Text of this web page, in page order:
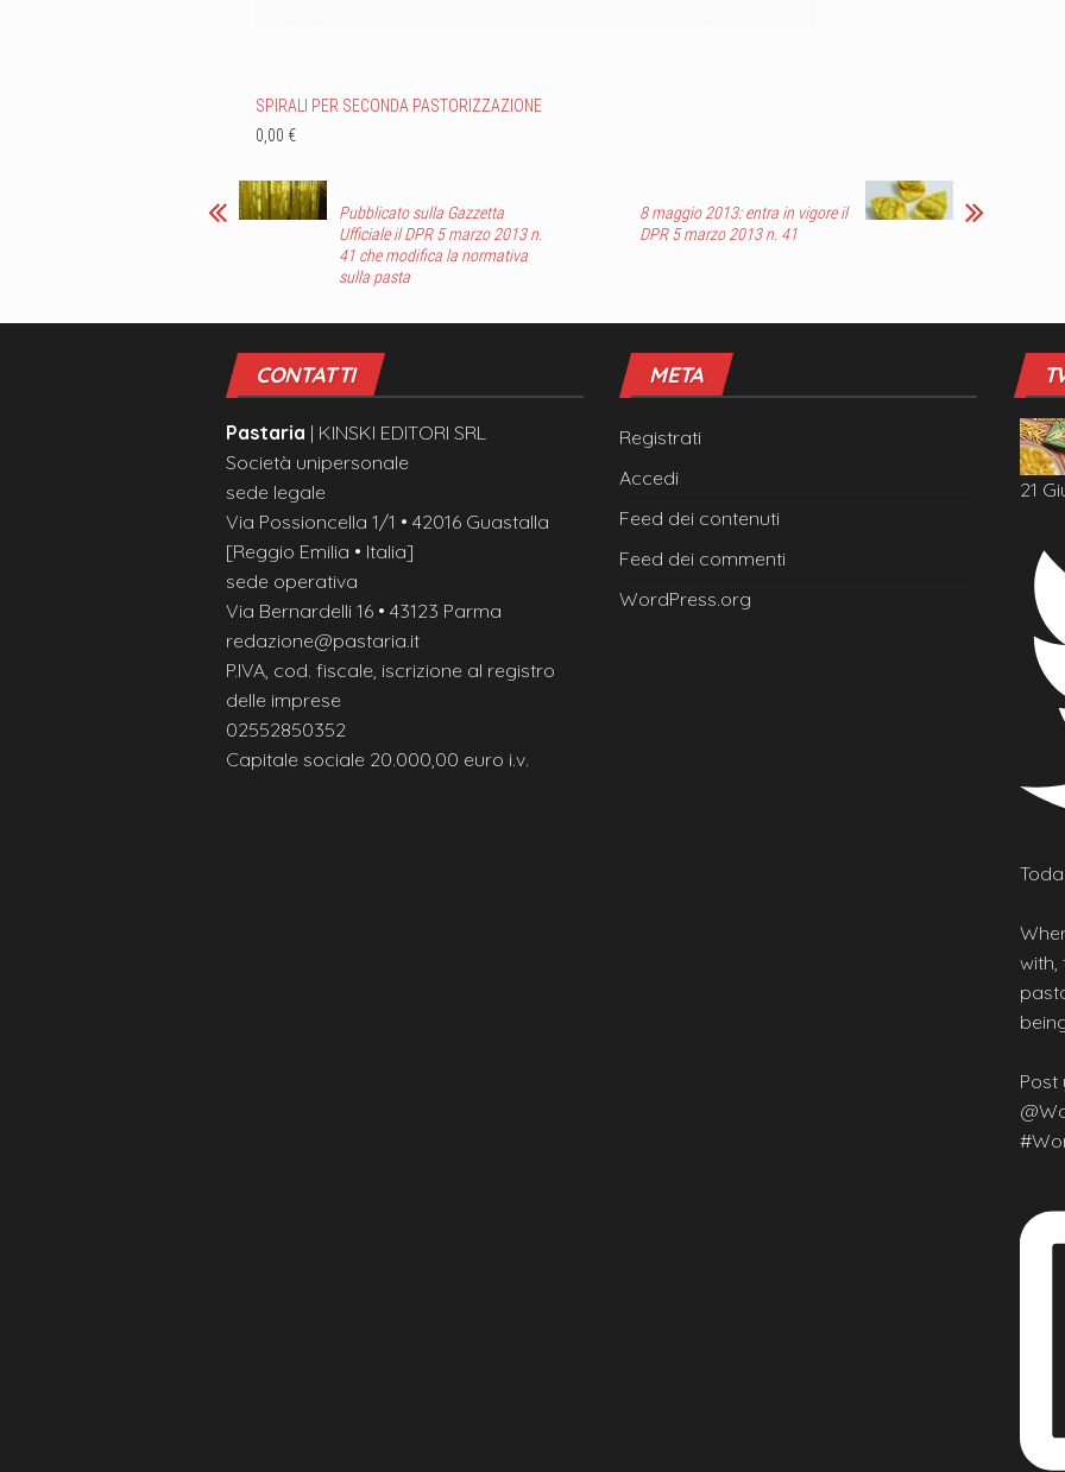
SPIRALI PER SECONDA PASTORIZZAZIONE
0,00 €
Pubblicato sulla Gazzetta
Ufficiale il DPR 5 marzo 2013 n.
41 che modifica la normativa
sulla pasta
8 maggio 2013: entra in vigore il
DPR 5 marzo 2013 n. 41
CONTATTI
Pastaria | KINSKI EDITORI SRL
Società unipersonale
sede legale
Via Possioncella 1/1 • 42016 Guastalla
[Reggio Emilia • Italia]
sede operativa
Via Bernardelli 16 • 43123 Parma
redazione@pastaria.it
P.IVA, cod. fiscale, iscrizione al registro
delle imprese
02552850352
Capitale sociale 20.000,00 euro i.v.
META
Registrati
Accedi
Feed dei contenuti
Feed dei commenti
WordPress.org
21